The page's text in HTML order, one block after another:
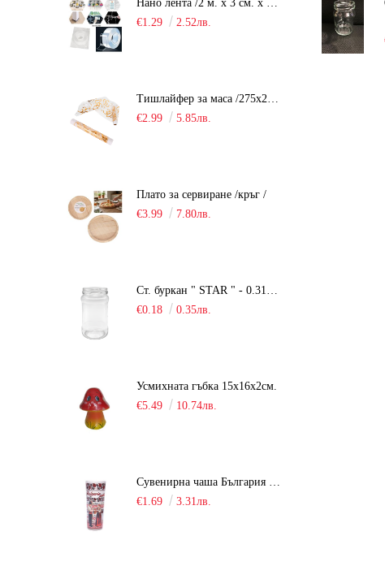
€1.29
2.52лв.
€2.99
5.85лв.
Плато за сервиране /кръг /
€3.99
7.80лв.
€0.18
0.35лв.
Усмихната гъбка 15х16х2см.
€5.49
10.74лв.
€1.69
3.31лв.